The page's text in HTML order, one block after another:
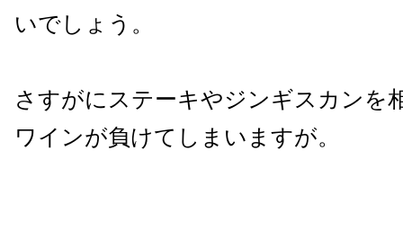
いでしょう。
さすがにステーキやジンギスカンを
ワインが負けてしまいますが。